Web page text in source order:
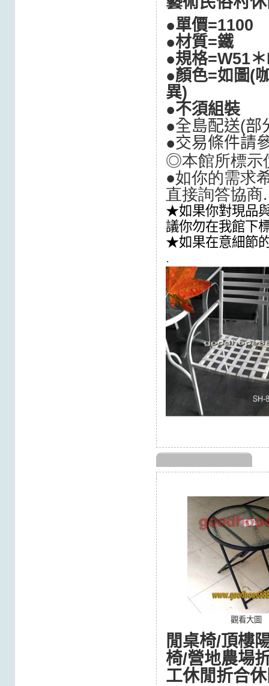
●單價=1100
●材質=鐵
●規格=W51
●顏色=如圖(
異)
●不須組裝
●全島配送(部
●交易條件請
◎本館所標示
●如你的需求
直接詢答協商.
★如果你對現品
議你勿在我館下
★如果在意細節
.
觀看大圖
閒桌椅/頂樓
椅/營地農場
工休閒折合